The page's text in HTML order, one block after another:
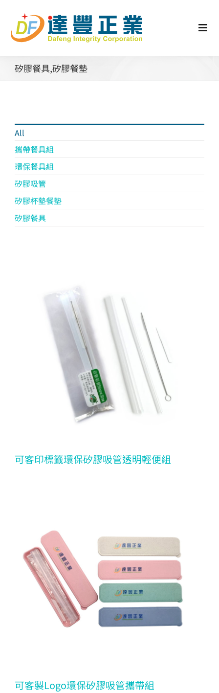
content
認識矽膠
工業零配件
消費性產品
矽膠客製
公司介紹
聯繫洽詢
矽膠餐具,矽膠餐墊
All
攜帶餐具組
環保餐具組
矽膠吸管
矽膠杯墊餐墊
矽膠餐具
可客印標籤環保矽膠吸管透明輕便組
可客製Logo環保矽膠吸管攜帶組